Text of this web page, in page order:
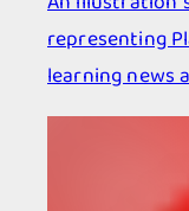
representing
learning news